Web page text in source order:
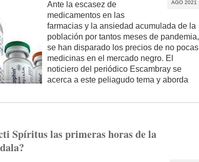
AGO 2021
Ante la escasez de
medicamentos en las
farmacias y la ansiedad acumulada de la
población por tantos meses de pandemia,
se han disparado los precios de no pocas
medicinas en el mercado negro. El
noticiero del periódico Escambray se
acerca a este peliagudo tema y aborda
Spíritus las primeras horas de la